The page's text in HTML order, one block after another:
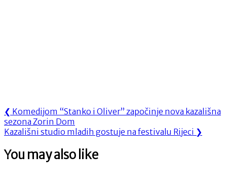
Navigacija
objava
❮ Previous
Post:
Komedijom “Stanko i Oliver” započinje nova kazališna
sezona Zorin Dom
Next
Kazališni studio mladih gostuje na festivalu Rijeci ❯
You may also like